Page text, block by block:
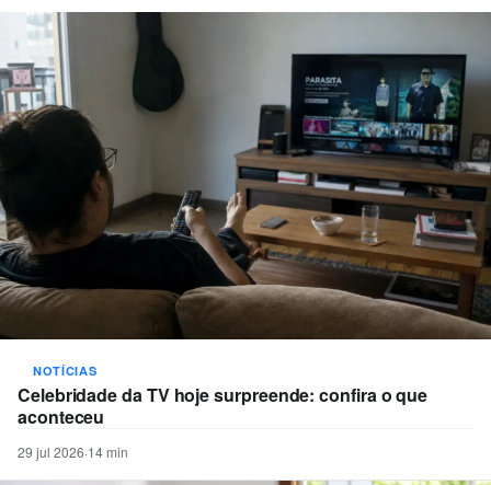
NOTÍCIAS
Celebridade da TV hoje surpreende: confira o que
aconteceu
29 jul 2026·14 min